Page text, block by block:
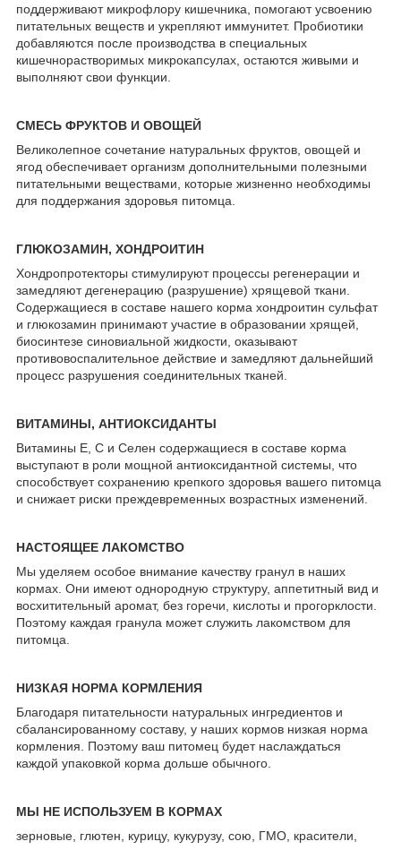
поддерживают микрофлору кишечника, помогают усвоению
питательных веществ и укрепляют иммунитет. Пробиотики
добавляются после производства в специальных
кишечнорастворимых микрокапсулах, остаются живыми и
выполняют свои функции.
СМЕСЬ ФРУКТОВ И ОВОЩЕЙ
Великолепное сочетание натуральных фруктов, овощей и
ягод обеспечивает организм дополнительными полезными
питательными веществами, которые жизненно необходимы
для поддержания здоровья питомца.
ГЛЮКОЗАМИН, ХОНДРОИТИН
Хондропротекторы стимулируют процессы регенерации и
замедляют дегенерацию (разрушение) хрящевой ткани.
Содержащиеся в составе нашего корма хондроитин сульфат
и глюкозамин принимают участие в образовании хрящей,
биосинтезе синовиальной жидкости, оказывают
противовоспалительное действие и замедляют дальнейший
процесс разрушения соединительных тканей.
ВИТАМИНЫ, АНТИОКСИДАНТЫ
Витамины Е, С и Селен содержащиеся в составе корма
выступают в роли мощной антиоксидантной системы, что
способствует сохранению крепкого здоровья вашего питомца
и снижает риски преждевременных возрастных изменений.
НАСТОЯЩЕЕ ЛАКОМСТВО
Мы уделяем особое внимание качеству гранул в наших
кормах. Они имеют однородную структуру, аппетитный вид и
восхитительный аромат, без горечи, кислоты и прогорклости.
Поэтому каждая гранула может служить лакомством для
питомца.
НИЗКАЯ НОРМА КОРМЛЕНИЯ
Благодаря питательности натуральных ингредиентов и
сбалансированному составу, у наших кормов низкая норма
кормления. Поэтому ваш питомец будет наслаждаться
каждой упаковкой корма дольше обычного.
МЫ НЕ ИСПОЛЬЗУЕМ В КОРМАХ
зерновые, глютен, курицу, кукурузу, сою, ГМО, красители,